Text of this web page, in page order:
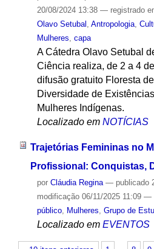
20/08/2024 13:38 — registrado
Olavo Setubal Antropologia,
Mulheres capa
A Cátedra Olavo Setubal
Ciência realiza, de 2 a 4
difusão gratuito Floresta
Diversidade de
Mulheres Indígenas.
Localizado em NOTÍCIAS
Trajetórias Femininas no
Profissional: Conquistas,
por Cláudia Regina — publicado
modificação06/11/2025 11:09 —
público, Mulheres, Grupo de
Localizado em EVENTOS